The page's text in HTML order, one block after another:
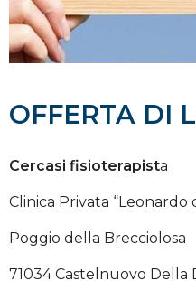
OFFERTA DI
Cercasi fisioterapista
Clinica Privata “Leonardo
Poggio della Brecciolosa
71034 Castelnuovo Della